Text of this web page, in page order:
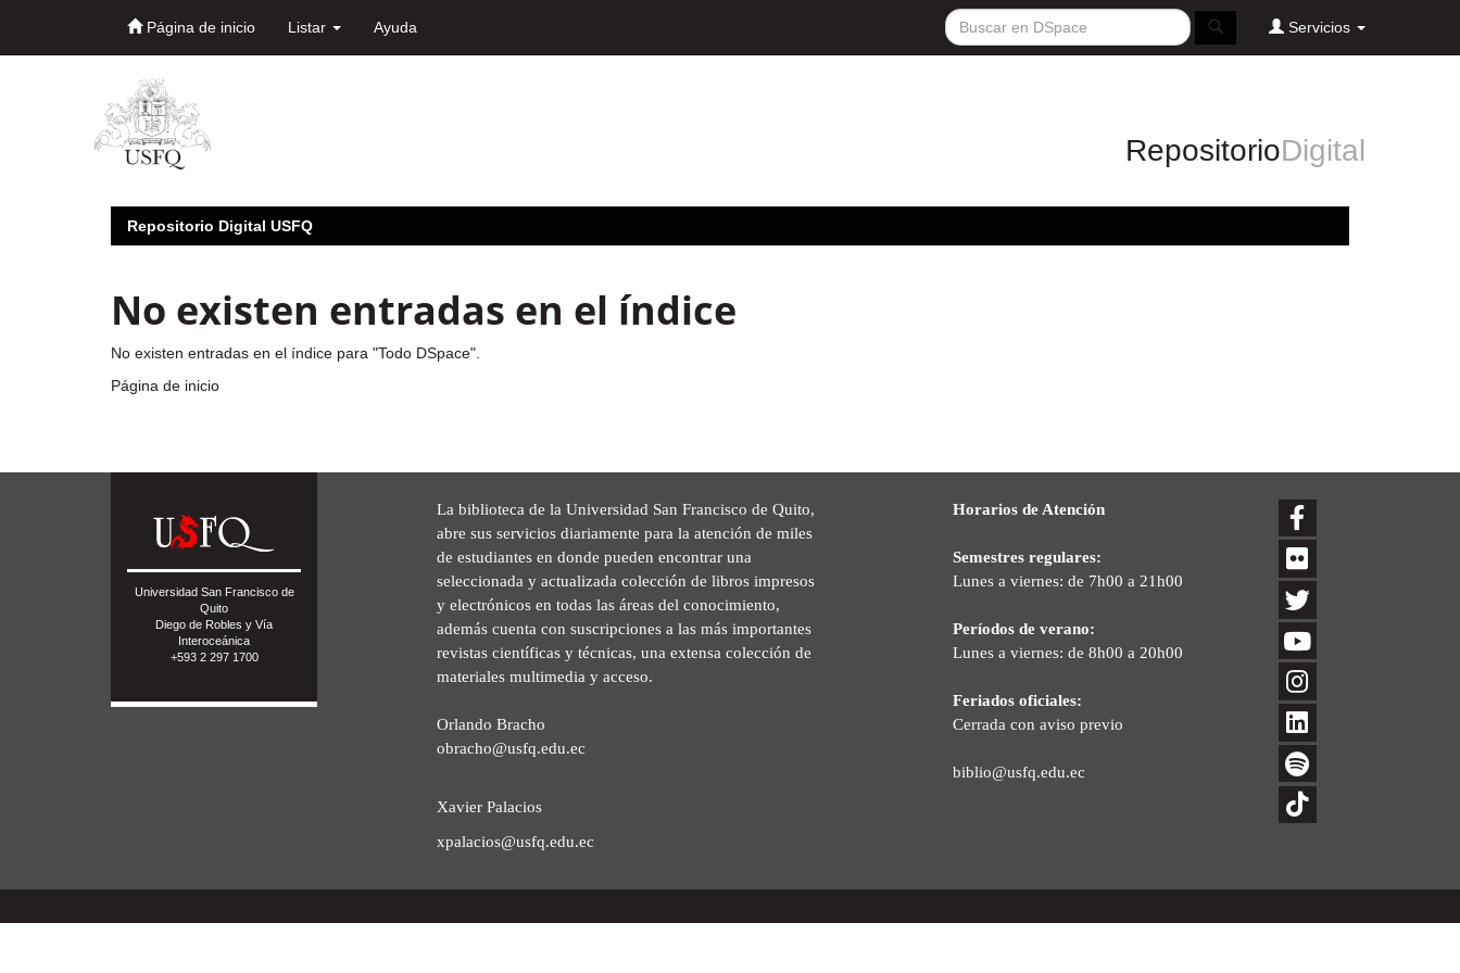
Página de inicio Listar Ayuda Servicios
RepositorioDigital
Repositorio Digital USFQ
No existen entradas en el índice
No existen entradas en el índice para "Todo DSpace".
Página de inicio
Universidad San Francisco de
Quito
Diego de Robles y Vía
Interoceánica
+593 2 297 1700
La biblioteca de la Universidad San Francisco de Quito,
abre sus servicios diariamente para la atención de miles
de estudiantes en donde pueden encontrar una
seleccionada y actualizada colección de libros impresos
y electrónicos en todas las áreas del conocimiento,
además cuenta con suscripciones a las más importantes
revistas científicas y técnicas, una extensa colección de
materiales multimedia y acceso.
Orlando Bracho
obracho@usfq.edu.ec
Xavier Palacios
xpalacios@usfq.edu.ec
Horarios de Atención
Semestres regulares:
Lunes a viernes: de 7h00 a 21h00
Períodos de verano:
Lunes a viernes: de 8h00 a 20h00
Feriados oficiales:
Cerrada con aviso previo
biblio@usfq.edu.ec